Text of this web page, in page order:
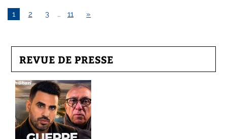
1 2 3 … 11 »
REVUE DE PRESSE